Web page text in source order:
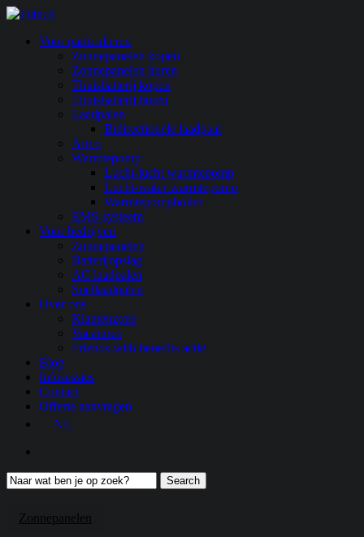
Skip
main
search
Menu
Voor particulieren
Zonnepanelen kopen
Zonnepanelen huren
Thuisbatterij kopen
Thuisbatterij huren
Laadpalen
Bidirectionele laadpaal
Airco
Warmtepomp
Lucht-lucht warmtepomp
Lucht-water warmtepomp
Warmtepompboiler
EMS-systeem
Voor bedrijven
Zonnepanelen
Batterijopslag
AC laadpalen
Snellaadpalen
Over ons
Klantenzone
Vacatures
Friends with benefits actie
Blog
Infosessies
Contact
Offerte aanvragen
NL
Search
Zonnepanelen